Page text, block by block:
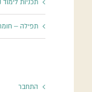
תכניות לימוד
תפילה –
התחבר